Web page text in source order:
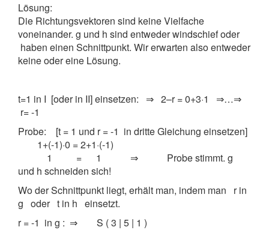
Lösung:
Die Richtungsvektoren sind keine Vielfache
voneinander. g und h sind entweder windschief oder
haben einen Schnittpunkt. Wir erwarten also entweder
keine oder eine Lösung.
t=1 in I [oder in II] einsetzen: ⇒ 2–r = 0+3·1 ⇒…⇒
r= -1
Probe: [t = 1 und r = -1 in dritte Gleichung einsetzen]
1+(-1)·0 = 2+1·(-1)
1 = 1 ⇒ Probe stimmt. g
und h schneiden sich!
Wo der Schnittpunkt liegt, erhält man, indem man r in
g oder t in h einsetzt.
r = -1 in g : ⇒ S ( 3 | 5 | 1 )